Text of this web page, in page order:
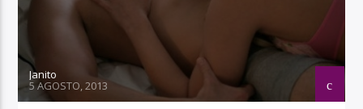
Janito
5 AGOSTO, 2013